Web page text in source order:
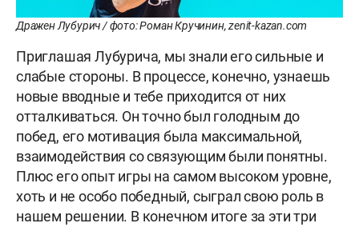
Дражен Лубурич / фото: Роман Кручинин, zenit-kazan.com
Приглашая Лубурича, мы знали его сильные и
слабые стороны. В процессе, конечно, узнаешь
новые вводные и тебе приходится от них
отталкиваться. Он точно был голодным до
побед, его мотивация была максимальной,
взаимодействия со связующим были понятны.
Плюс его опыт игры на самом высоком уровне,
хоть и не особо победный, сыграл свою роль в
нашем решении. В конечном итоге за эти три